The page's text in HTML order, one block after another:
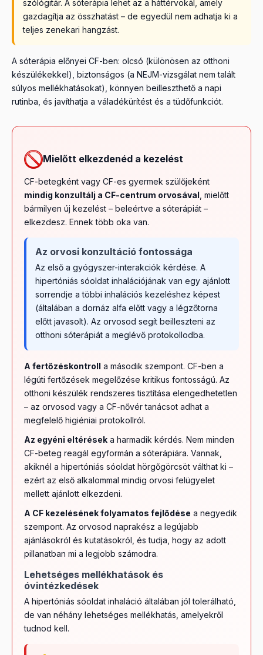
szólógitár. A sóterápia lehet az a háttérvokál, amely
gazdagítja az összhatást – de egyedül nem adhatja ki a
teljes zenekari hangzást.
A sóterápia előnyei CF-ben: olcsó (különösen az otthoni
készülékekkel), biztonságos (a NEJM-vizsgálat nem talált
súlyos mellékhatásokat), könnyen beilleszthető a napi
rutinba, és javíthatja a váladékürítést és a tüdőfunkciót.
Mielőtt elkezdenéd a kezelést
CF-betegként vagy CF-es gyermek szülőjeként
mindig konzultálj a CF-centrum orvosával , mielőtt
bármilyen új kezelést – beleértve a sóterápiát –
elkezdesz. Ennek több oka van.
Az orvosi konzultáció fontossága
Az első a gyógyszer-interakciók kérdése. A
hipertóniás sóoldat inhalációjának van egy ajánlott
sorrendje a többi inhalációs kezeléshez képest
(általában a dornáz alfa előtt vagy a légzőtorna
előtt javasolt). Az orvosod segít beilleszteni az
otthoni sóterápiát a meglévő protokollodba.
A fertőzéskontroll a második szempont. CF-ben a
légúti fertőzések megelőzése kritikus fontosságú. Az
otthoni készülék rendszeres tisztítása elengedhetetlen
– az orvosod vagy a CF-nővér tanácsot adhat a
megfelelő higiéniai protokollról.
Az egyéni eltérések a harmadik kérdés. Nem minden
CF-beteg reagál egyformán a sóterápiára. Vannak,
akiknél a hipertóniás sóoldat hörgőgörcsöt válthat ki –
ezért az első alkalommal mindig orvosi felügyelet
mellett ajánlott elkezdeni.
A CF kezelésének folyamatos fejlődése a negyedik
szempont. Az orvosod naprakész a legújabb
ajánlásokról és kutatásokról, és tudja, hogy az adott
pillanatban mi a legjobb számodra.
Lehetséges mellékhatások és
óvintézkedések
A hipertóniás sóoldat inhaláció általában jól tolerálható,
de van néhány lehetséges mellékhatás, amelyekről
tudnod kell.